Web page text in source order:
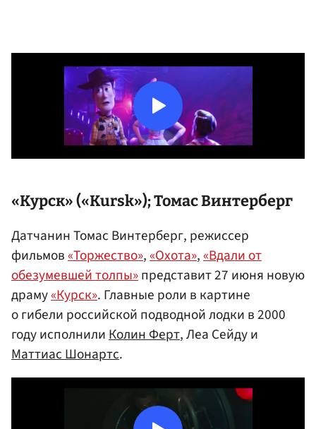
«Курск» («Kursk»);Томас Винтерберг
Датчанин Томас Винтерберг, режиссер
фильмов«Торжество»,«Охота»,«Вдали от
обезумевшей толпы»представит 27 июня новую
драму«Курск». Главные роли в картине
о гибели российской подводной лодки в 2000
году исполнилиКолин Ферт, Леа Сейду и
Маттиас Шонартс.